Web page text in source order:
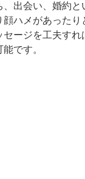
出会い、婚約
ハメがあったり
ージを工夫す
です。